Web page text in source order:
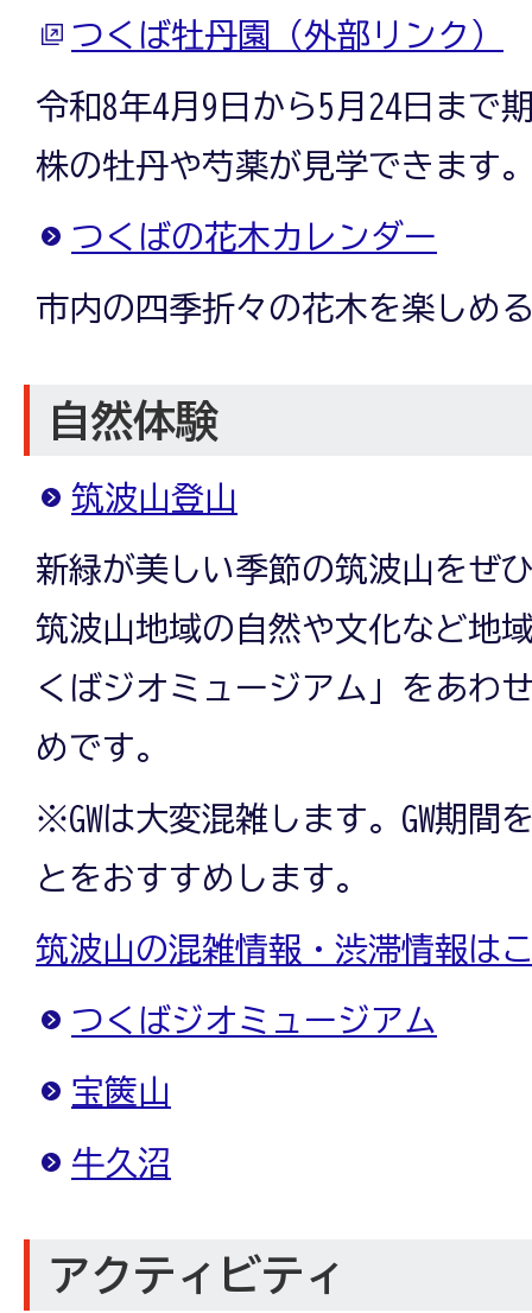
つくば牡丹園（外部リンク）
令和8年4月9日から5月24日まで
株の牡丹や芍薬が見学できます
つくばの花木カレンダー
市内の四季折々の花木を楽しめ
自然体験
筑波山登山
新緑が美しい季節の筑波山をぜ
筑波山地域の自然や文化など地
くばジオミュージアム」をあわ
めです。
※GWは大変混雑します。GW期間
とをおすすめします。
筑波山の混雑情報・渋滞情報は
つくばジオミュージアム
宝篋山
牛久沼
アクティビティ